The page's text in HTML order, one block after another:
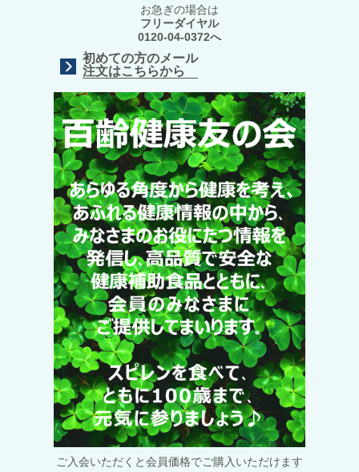
お急ぎの場合は
フリーダイヤル
0120-04-0372へ
初めての方のメール
注文はこちらから
ご入会いただくと会員価格でご購入いただけます